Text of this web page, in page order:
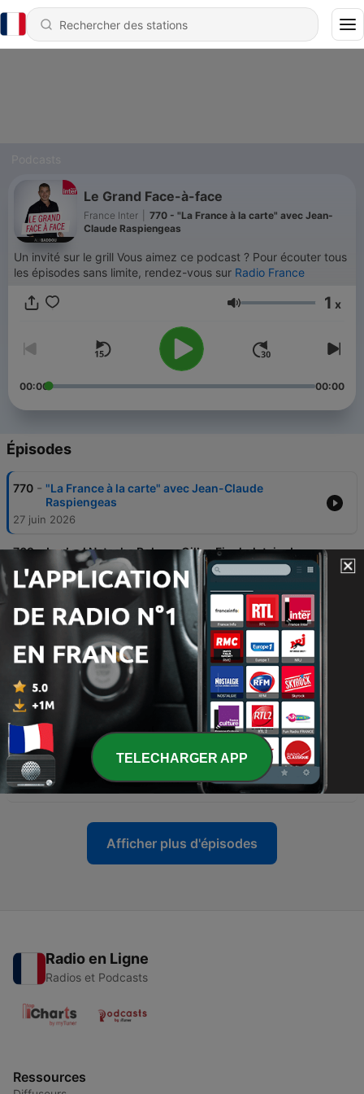
Le Grand Face-à-face
France Inter
770 - "La France à la carte" avec Jean-
Claude Raspiengeas
Un invité sur le grill Vous aimez ce podcast ? Pour écouter tous
les épisodes sans limite, rendez-vous sur Radio France
Volume 1 x
00:00 00:00
Épisodes
770 - "La France à la carte" avec Jean-Claude
Raspiengeas
27 juin 2026
769 - Le duel Natacha Polony, Gilles Finchelstein du
samedi 27 juin 2026
26 juin 2026
768 -
Émission spéciale : Marc Bloch au Panthéon,
quelles leçons nous laisse-t-il ?
20 juin 2026
767
À la rencontre de l'ayahuasca avec David Dupuis,
de retour d'années d'études "d’anthropologie
psychédélique"
13 juin 2026
766 - Le duel Natacha Polony, Gilles Finchelstein du
samedi 13 juin 2026
12 juin 2026
Afficher plus d'épisodes
Radio en Ligne
Radios et Podcasts
Ressources
TELECHARGER APP